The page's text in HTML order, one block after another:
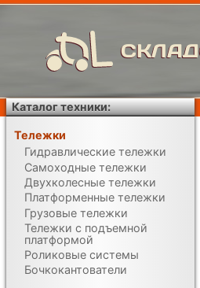
Каталог техники:
Тележки
Гидравлические тележки
Самоходные тележки
Двухколесные тележки
Платформенные тележки
Грузовые тележки
Тележки с подъемной
платформой
Роликовые системы
Бочкокантователи